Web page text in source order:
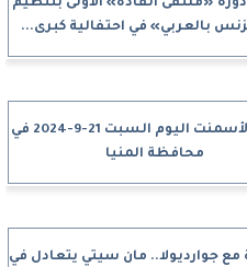
«ملتقى القادة» الأولى بتنظيم
بالعربي» في احتفالية كبرى...
أسعار الأسمنت اليوم السبت 21-9-2024 في
محافظة المنيا
مع جوارديولا.. مان سيتي يتعادل في